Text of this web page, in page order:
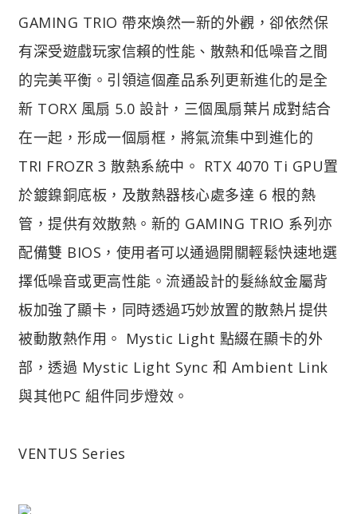
GAMING TRIO 帶來煥然一新的外觀，卻依然保
有深受遊戲玩家信賴的性能、散熱和低噪音之間
的完美平衡。引領這個產品系列更新進化的是全
新 TORX 風扇 5.0 設計，三個風扇葉片成對結合
在一起，形成一個扇框，將氣流集中到進化的
TRI FROZR 3 散熱系統中。 RTX 4070 Ti GPU置
於鍍鎳銅底板，及散熱器核心處多達 6 根的熱
管，提供有效散熱。新的 GAMING TRIO 系列亦
配備雙 BIOS，使用者可以通過開關輕鬆快速地選
擇低噪音或更高性能。流通設計的髮絲紋金屬背
板加強了顯卡，同時透過巧妙放置的散熱片提供
被動散熱作用。 Mystic Light 點綴在顯卡的外
部，透過 Mystic Light Sync 和 Ambient Link
與其他PC 組件同步燈效。
VENTUS Series